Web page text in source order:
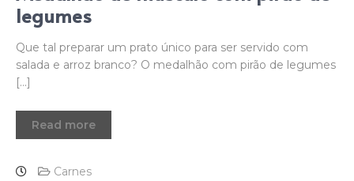
legumes
Que tal preparar um prato único para ser servido com
salada e arroz branco? O medalhão com pirão de legumes
[…]
Read more
Carnes